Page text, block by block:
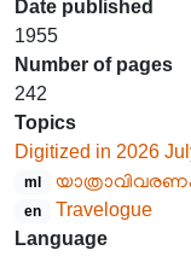
Date published
1955
Number of pages
242
Topics
Digitized in 2026
ml
en
Travelogue
Language